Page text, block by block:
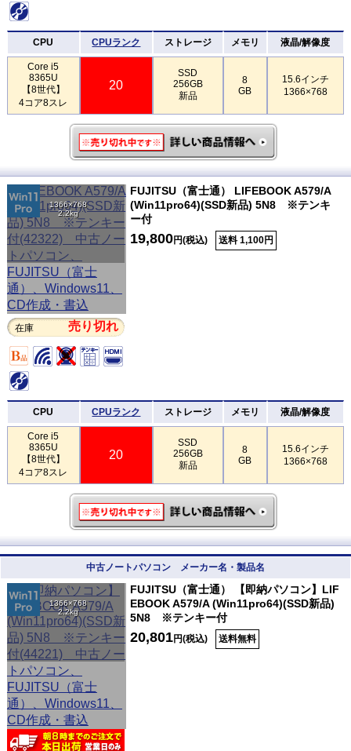
CPU CPUランク ストレージ メモリ 液晶/解像度
Core i5
8365U
【8世代】
4コア8スレ
20
SSD
256GB
新品
8
GB
15.6インチ
1366×768
1366×768
2.2kg
在庫 売り切れ
FUJITSU（富士通） LIFEBOOK A579/A
(Win11pro64)(SSD新品) 5N8 ※テンキ
ー付
19,800円(税込) 送料 1,100円
CPU CPUランク ストレージ メモリ 液晶/解像度
Core i5
8365U
【8世代】
4コア8スレ
20
SSD
256GB
新品
8
GB
15.6インチ
1366×768
中古ノートパソコン メーカー名・製品名
1366×768
2.2kg
FUJITSU（富士通） 【即納パソコン】LIF
EBOOK A579/A (Win11pro64)(SSD新品)
5N8 ※テンキー付
20,801円(税込) 送料無料